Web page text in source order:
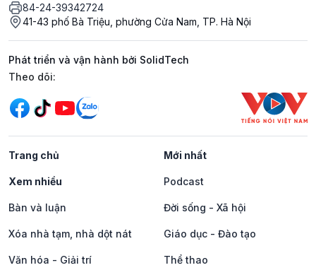
84-24-39342724
41-43 phố Bà Triệu, phường Cửa Nam, TP. Hà Nội
Phát triển và vận hành bởi SolidTech
Mạng xã hội
Theo dõi:
Trang chủ Mới nhất
Xem nhiều Podcast
Bàn và luận Đời sống - Xã hội
Xóa nhà tạm, nhà dột nát Giáo dục - Đào tạo
Văn hóa - Giải trí Thể thao